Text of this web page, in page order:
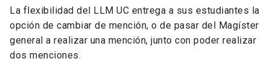
La flexibilidad del LLM UC entrega a sus estudiantes la
opción de cambiar de mención, o de pasar del Magíster
general a realizar una mención, junto con poder realizar
dos menciones.